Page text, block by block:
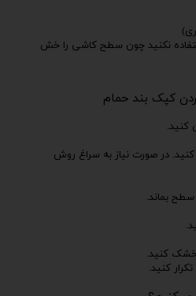
نکنید چون سطح کاشی را خش
کپک بند حمام
کنید.
کنید. در صورت نیاز به سراغ روش
خشک کنید.
کنید.